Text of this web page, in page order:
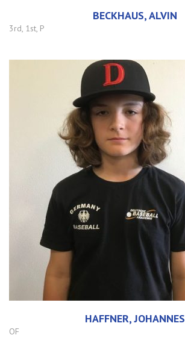
BECKHAUS, ALVIN
3rd, 1st, P
HAFFNER, JOHANNES
OF